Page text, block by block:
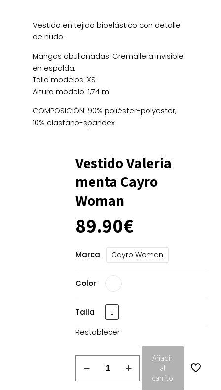
Vestido en tejido bioelástico con detalle
de nudo.
Mangas abullonadas. Cremallera invisible
en espalda.
Talla modelos: XS
Altura modelo: 1,74 m.
COMPOSICIÓN: 90% poliéster-polyester,
10% elastano-spandex
Vestido Valeria
menta Cayro
Woman
89.90€
Marca Cayro Woman
Color
Talla L
Restablecer
menta
Añadir
al
carrito